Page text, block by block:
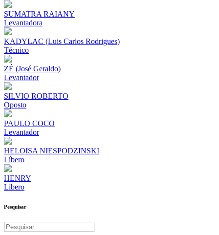
SUMATRA RAIANY
Levantadora
KADYLAC (Luis Carlos Rodrigues)
Técnico
ZÉ (José Geraldo)
Levantador
SILVIO ROBERTO
Oposto
PAULO COCO
Levantador
HELOISA NIESPODZINSKI
Líbero
HENRY
Líbero
Pesquisar